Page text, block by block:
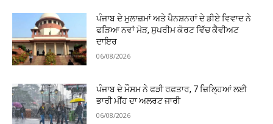
ਪੰਜਾਬ ਦੇ ਮੁਲਾਜ਼ਮਾਂ ਅਤੇ ਪੈਨਸ਼ਨਰਾਂ ਦੇ ਡੀਏ ਵਿਵਾਦ ਨੇ
ਫੜਿਆ ਨਵਾਂ ਮੋੜ, ਸੁਪਰੀਮ ਕੋਰਟ ਵਿੱਚ ਕੈਵੀਅਟ
ਦਾਇਰ
06/08/2026
ਪੰਜਾਬ ਦੇ ਮੌਸਮ ਨੇ ਫੜੀ ਰਫ਼ਤਾਰ, 7 ਜ਼ਿਲ੍ਹਿਆਂ ਲਈ
ਭਾਰੀ ਮੀਂਹ ਦਾ ਅਲਰਟ ਜਾਰੀ
06/08/2026